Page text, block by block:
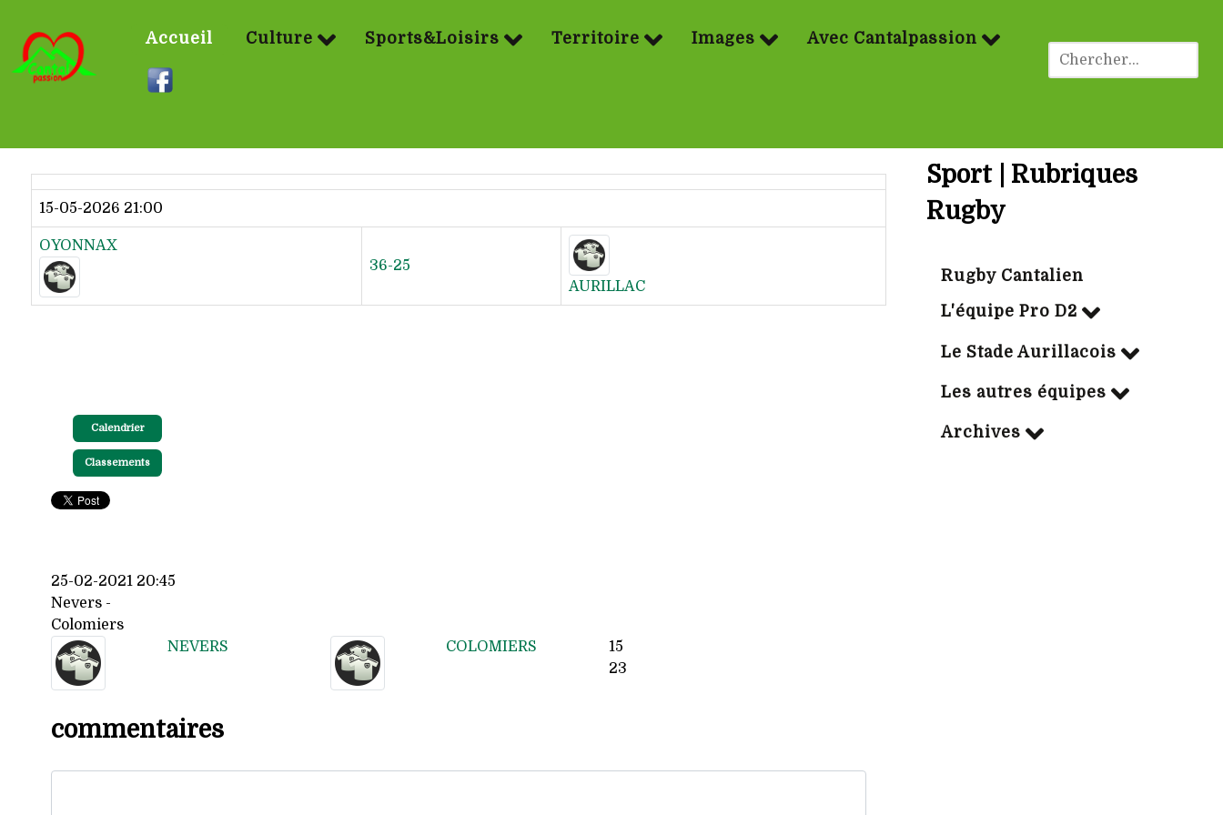
Accueil Culture Sports&Loisirs Territoire Images Avec Cantalpassion
15-05-2026 21:00
OYONNAX
36-25
AURILLAC
Calendrier
Classements
25-02-2021 20:45
Nevers -
Colomiers
NEVERS
COLOMIERS
15
23
commentaires
Sport | Rubriques
Rugby
Rugby Cantalien
L'équipe Pro D2
Le Stade Aurillacois
Les autres équipes
Archives